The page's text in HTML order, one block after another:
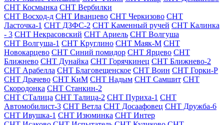
СНТ Космынка СНТ Вербилки
СНТ Восход-д СНТ Иванцево СНТ Черкизово СНТ
Ласточка-1 СНТ ДЗФС-2 СНТ Каменный ручей СНТ Калинка
- 3 СНТ Некрасовский СНТ Ариель СНТ Волгуша
СНТ Волгуша-1 СНТ Круглино СНТ Маяк-М СНТ
Новокарцево СНТ Синий помидор СНТ Ярцево СНТ
Ближнево СНТ Дунайка СНТ Горячкинец СНТ Ближнево-2
СНТ Арабелла СНТ Благовещенское СНТ Воин СНТ Горки-Р
СНТ Драчево СНТ КиМ СНТ Надым СНТ Самшит СНТ
Скородонка СНТ Станкин-2
СНТ СТалица СНТ Талица-2 СНТ Пуриха-1 СНТ
Автомобилист-3 СНТ Ветла СНТ Досаафовец СНТ Дружба-6
СНТ Ивушка-1 СНТ Изюминка СНТ Интер